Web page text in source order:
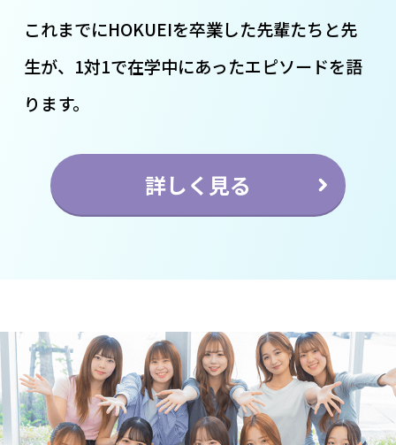
これまでにHOKUEIを卒業した先輩たちと先
生が、1対1で在学中にあったエピソードを語
ります。
詳しく見る